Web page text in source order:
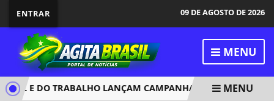
ENTRAR 09 DE AGOSTO DE 2026
MENU
E DO TRABALHO LANÇAM CAMPANHA CONTRA ASSÉDIO
MENU